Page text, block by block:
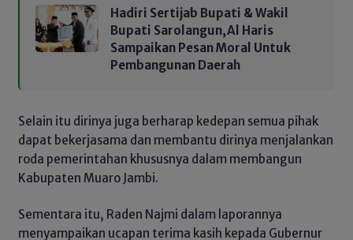
Hadiri Sertijab Bupati & Wakil
Bupati Sarolangun,Al Haris
Sampaikan Pesan Moral Untuk
Pembangunan Daerah
Selain itu dirinya juga berharap kedepan semua pihak
dapat bekerjasama dan membantu dirinya menjalankan
roda pemerintahan khususnya dalam membangun
Kabupaten Muaro Jambi.
Sementara itu, Raden Najmi dalam laporannya
menyampaikan ucapan terima kasih kepada Gubernur